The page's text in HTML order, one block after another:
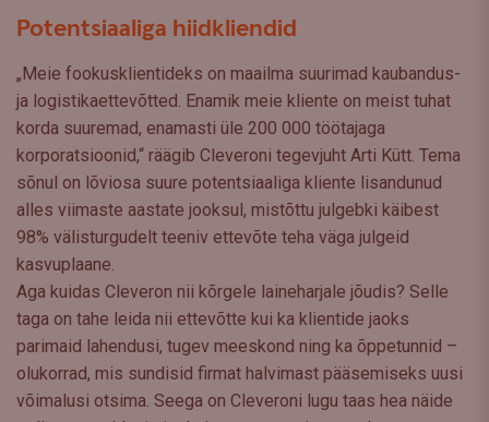
Potentsiaaliga hiidkliendid
„Meie fookusklientideks on maailma suurimad kaubandus-
ja logistikaettevõtted. Enamik meie kliente on meist tuhat
korda suuremad, enamasti üle 200 000 töötajaga
korporatsioonid,“ räägib Cleveroni tegevjuht Arti Kütt. Tema
sõnul on lõviosa suure potentsiaaliga kliente lisandunud
alles viimaste aastate jooksul, mistõttu julgebki käibest
98% välisturgudelt teeniv ettevõte teha väga julgeid
kasvuplaane.
Aga kuidas Cleveron nii kõrgele laineharjale jõudis? Selle
taga on tahe leida nii ettevõtte kui ka klientide jaoks
parimaid lahendusi, tugev meeskond ning ka õppetunnid –
olukorrad, mis sundisid firmat halvimast pääsemiseks uusi
võimalusi otsima. Seega on Cleveroni lugu taas hea näide